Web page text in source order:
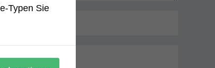
Typen Sie